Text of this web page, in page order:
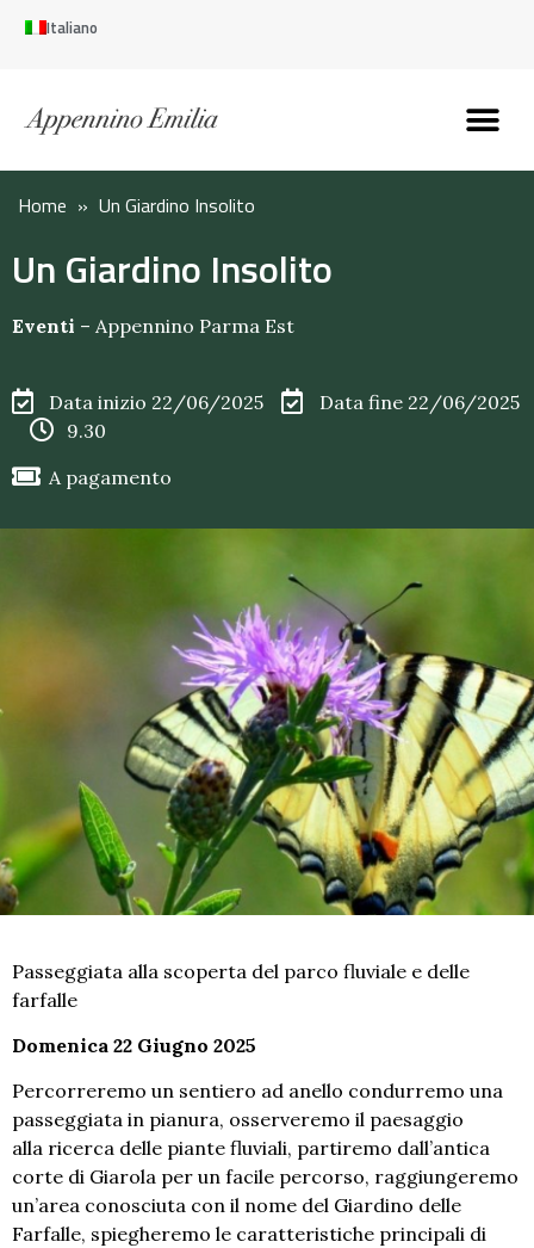
Italiano
Home » Un Giardino Insolito
Un Giardino Insolito
Eventi – Appennino Parma Est
Data inizio 22/06/2025
Data fine 22/06/2025
9.30
A pagamento
Passeggiata alla scoperta del parco fluviale e delle
farfalle
Domenica 22 Giugno 2025
Percorreremo un sentiero ad anello condurremo una
passeggiata in pianura, osserveremo il paesaggio
alla ricerca delle piante fluviali, partiremo dall’antica
corte di Giarola per un facile percorso, raggiungeremo
un’area conosciuta con il nome del Giardino delle
Farfalle, spiegheremo le caratteristiche principali di